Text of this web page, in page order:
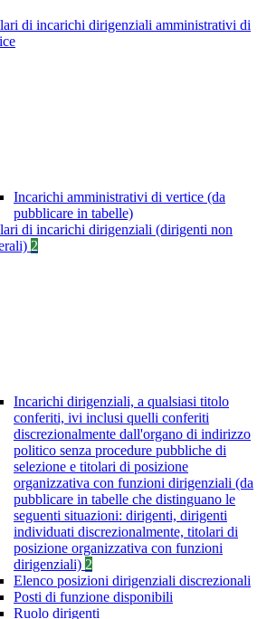
di incarichi dirigenziali amministrativi di
Incarichi amministrativi di vertice (da
pubblicare in tabelle)
di incarichi dirigenziali (dirigenti non
2
Incarichi dirigenziali, a qualsiasi titolo
conferiti, ivi inclusi quelli conferiti
discrezionalmente dall'organo di indirizzo
politico senza procedure pubbliche di
selezione e titolari di posizione
organizzativa con funzioni dirigenziali (da
pubblicare in tabelle che distinguano le
seguenti situazioni: dirigenti, dirigenti
individuati discrezionalmente, titolari di
posizione organizzativa con funzioni
dirigenziali) 2
Elenco posizioni dirigenziali discrezionali
Posti di funzione disponibili
Ruolo dirigenti